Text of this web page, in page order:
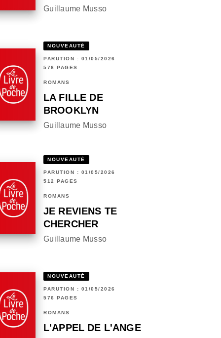
Guillaume Musso
NOUVEAUTÉ
PARUTION : 01/05/2026
576 PAGES
ROMANS
LA FILLE DE
BROOKLYN
Guillaume Musso
NOUVEAUTÉ
PARUTION : 01/05/2026
512 PAGES
ROMANS
JE REVIENS TE
CHERCHER
Guillaume Musso
NOUVEAUTÉ
PARUTION : 01/05/2026
576 PAGES
ROMANS
L'APPEL DE L'ANGE